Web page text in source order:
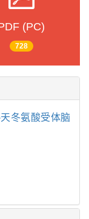
(PC)
728
冬氨酸受体脑